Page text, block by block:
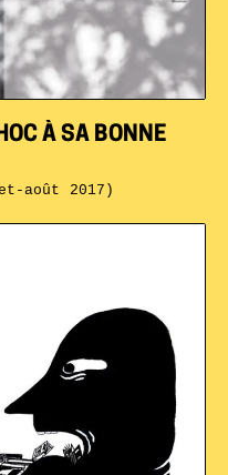
À SA BONNE
août 2017)